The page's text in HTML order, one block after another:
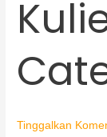
Tinggalkan
Catering